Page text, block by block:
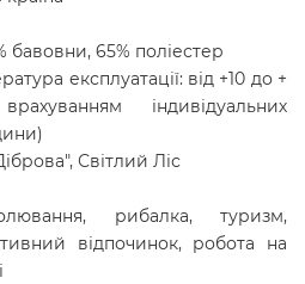
бавовни, 65% поліестер
експлуатації: від +10 до +
індивідуальних
Світлий Ліс
рибалка, туризм,
відпочинок, робота на